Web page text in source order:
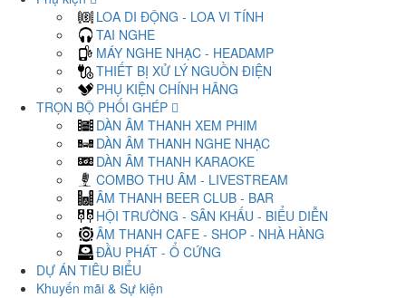
LOA DI ĐỘNG - LOA VI TÍNH
TAI NGHE
MÁY NGHE NHẠC - HEADAMP
THIẾT BỊ XỬ LÝ NGUỒN ĐIỆN
PHỤ KIỆN CHÍNH HÃNG
TRỌN BỘ PHỐI GHÉP
DÀN ÂM THANH XEM PHIM
DÀN ÂM THANH NGHE NHẠC
DÀN ÂM THANH KARAOKE
COMBO THU ÂM - LIVESTREAM
ÂM THANH BEER CLUB - BAR
HỘI TRƯỜNG - SÂN KHẤU - BIỂU DIỄN
ÂM THANH CAFE - SHOP - NHÀ HÀNG
ĐẦU PHÁT - Ổ CỨNG
DỰ ÁN TIÊU BIỂU
Khuyến mãi & Sự kiện